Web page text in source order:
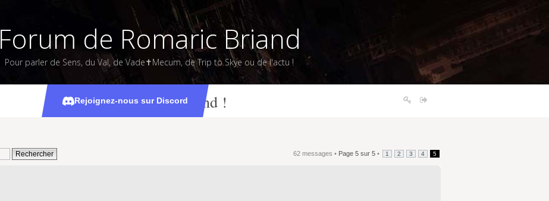
Forum de Romaric Briand
Pour parler de Sens, du Val, de Vade✝Mecum, de Trip to Skye ou de l'actu !
Rejoignez-nous sur Discord
Le val vous attend !
62 messages • Page 5 sur 5 • 1 2 3 4 5